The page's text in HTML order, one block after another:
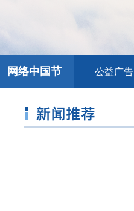
网络中国节 公益广告